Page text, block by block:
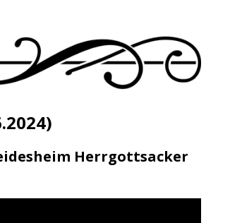
Herrgottsacker